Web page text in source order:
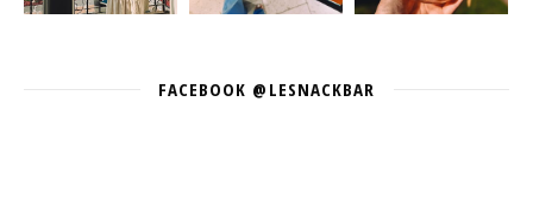
FACEBOOK @LESNACKBAR